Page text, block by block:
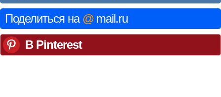
Поделиться на @ mail.ru
В Pinterest